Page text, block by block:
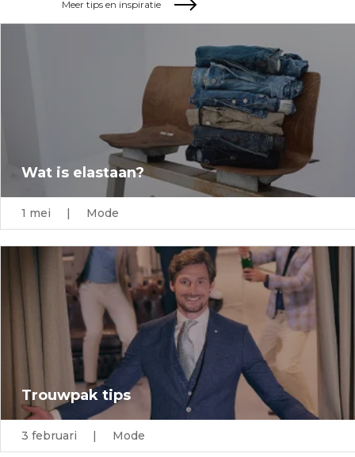
Meer tips en inspiratie
Wat is elastaan?
1 mei | Mode
Trouwpak tips
3 februari | Mode